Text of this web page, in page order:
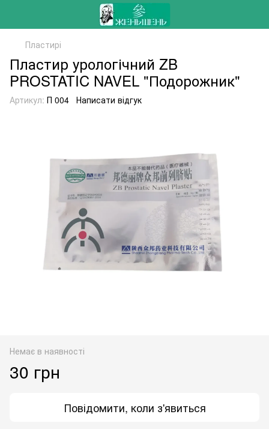
Пластирі
Пластир урологічний ZB
PROSTATIC NAVEL "Подорожник"
Артикул: П 004 Написати відгук
Немає в наявності
30 грн
Повідомити, коли з'явиться